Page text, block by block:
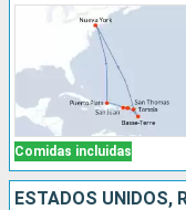
Comidas incluidas